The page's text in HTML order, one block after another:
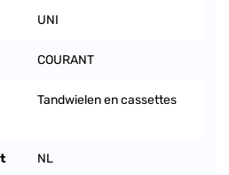
UNI
COURANT
Tandwielen en cassettes
NL